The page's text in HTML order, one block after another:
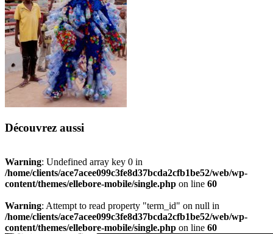
Découvrez aussi
Warning: Undefined array key 0 in
/home/clients/ace7acee099c3fe8d37bcda2cfb1be52/web/wp-
content/themes/ellebore-mobile/single.php on line 60
Warning: Attempt to read property "term_id" on null in
/home/clients/ace7acee099c3fe8d37bcda2cfb1be52/web/wp-
content/themes/ellebore-mobile/single.php on line 60